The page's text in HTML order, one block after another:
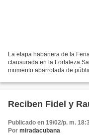
La etapa habanera de la
clausurada en la Fortaleza
momento abarrotada de
Reciben Fidel y
Publicado en 19/02/p. m.
Por miradacubana